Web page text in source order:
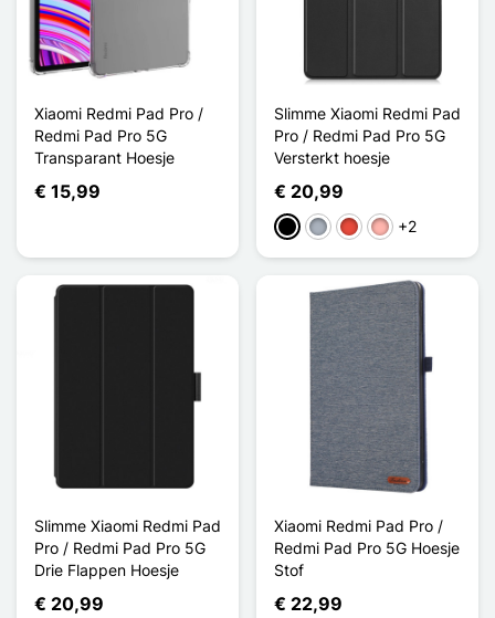
Xiaomi Redmi Pad Pro /
Redmi Pad Pro 5G
Transparant Hoesje
€ 15,99
Slimme Xiaomi Redmi Pad
Pro / Redmi Pad Pro 5G
Versterkt hoesje
€ 20,99
ZwartGrijsRoodRose Goud
+2
Slimme Xiaomi Redmi Pad
Pro / Redmi Pad Pro 5G
Drie Flappen Hoesje
€ 20,99
Xiaomi Redmi Pad Pro /
Redmi Pad Pro 5G Hoesje
Stof
€ 22,99